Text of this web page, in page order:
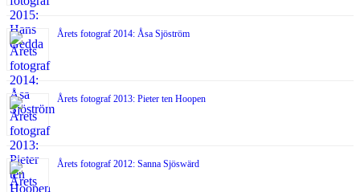
Årets fotograf 2014: Åsa Sjöström
Årets fotograf 2013: Pieter ten Hoopen
Årets fotograf 2012: Sanna Sjöswärd